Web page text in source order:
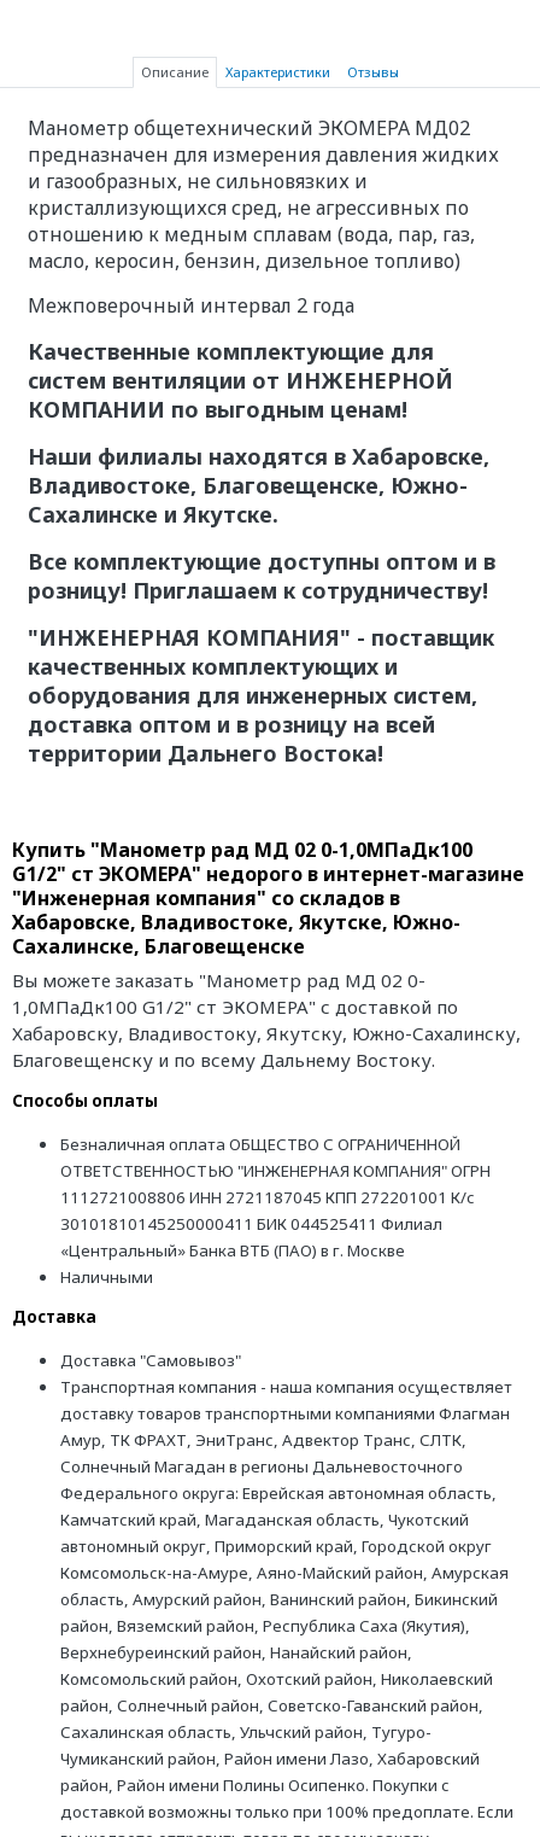
Описание Характеристики Отзывы
Манометр общетехнический ЭКОМЕРА МД02
предназначен для измерения давления жидких
и газообразных, не сильновязких и
кристаллизующихся сред, не агрессивных по
отношению к медным сплавам (вода, пар, газ,
масло, керосин, бензин, дизельное топливо)
Межповерочный интервал 2 года
Качественные комплектующие для
систем вентиляции от ИНЖЕНЕРНОЙ
КОМПАНИИ по выгодным ценам!
Наши филиалы находятся в Хабаровске,
Владивостоке, Благовещенске, Южно-
Сахалинске и Якутске.
Все комплектующие доступны оптом и в
розницу! Приглашаем к сотрудничеству!
"ИНЖЕНЕРНАЯ КОМПАНИЯ" - поставщик
качественных комплектующих и
оборудования для инженерных систем,
доставка оптом и в розницу на всей
территории Дальнего Востока!
Купить "Манометр рад МД 02 0-1,0МПаДк100
G1/2" ст ЭКОМЕРА" недорого в интернет-магазине
"Инженерная компания" со складов в
Хабаровске, Владивостоке, Якутске, Южно-
Сахалинске, Благовещенске
Вы можете заказать "Манометр рад МД 02 0-
1,0МПаДк100 G1/2" ст ЭКОМЕРА" с доставкой по
Хабаровску, Владивостоку, Якутску, Южно-Сахалинску,
Благовещенску и по всему Дальнему Востоку.
Способы оплаты
Безналичная оплата ОБЩЕСТВО С ОГРАНИЧЕННОЙ
ОТВЕТСТВЕННОСТЬЮ "ИНЖЕНЕРНАЯ КОМПАНИЯ" ОГРН
1112721008806 ИНН 2721187045 КПП 272201001 К/с
30101810145250000411 БИК 044525411 Филиал
«Центральный» Банка ВТБ (ПАО) в г. Москве
Наличными
Доставка
Доставка "Самовывоз"
Транспортная компания - наша компания осуществляет
доставку товаров транспортными компаниями Флагман
Амур, ТК ФРАХТ, ЭниТранс, Адвектор Транс, СЛТК,
Солнечный Магадан в регионы Дальневосточного
Федерального округа: Еврейская автономная область,
Камчатский край, Магаданская область, Чукотский
автономный округ, Приморский край, Городской округ
Комсомольск-на-Амуре, Аяно-Майский район, Амурская
область, Амурский район, Ванинский район, Бикинский
район, Вяземский район, Республика Саха (Якутия),
Верхнебуреинский район, Нанайский район,
Комсомольский район, Охотский район, Николаевский
район, Солнечный район, Советско-Гаванский район,
Сахалинская область, Ульчский район, Тугуро-
Чумиканский район, Район имени Лазо, Хабаровский
район, Район имени Полины Осипенко. Покупки с
доставкой возможны только при 100% предоплате. Если